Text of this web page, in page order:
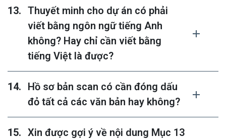
Thuyết minh cho dự án có phải
viết bằng ngôn ngữ tiếng Anh
không? Hay chỉ cần viết bằng
tiếng Việt là được?
Hồ sơ bản scan có cần đóng dấu
đỏ tất cả các văn bản hay không?
Xin được gợi ý về nội dung Mục 13